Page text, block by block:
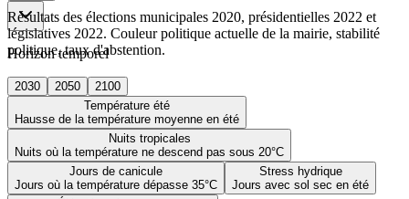
Horizon temporel
2030 2050
2100
Température été
Hausse de la température moyenne en été
Nuits tropicales
Nuits où la température ne descend pas sous 20°C
Jours de canicule
Jours où la température dépasse 35°C
Stress hydrique
Jours avec sol sec en été
Résultats des élections municipales 2020, présidentielles 2022 et
législatives 2022. Couleur politique actuelle de la mairie, stabilité
politique, taux d'abstention.